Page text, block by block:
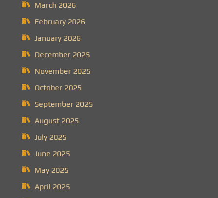
March 2026
February 2026
January 2026
December 2025
November 2025
October 2025
September 2025
August 2025
July 2025
June 2025
May 2025
April 2025